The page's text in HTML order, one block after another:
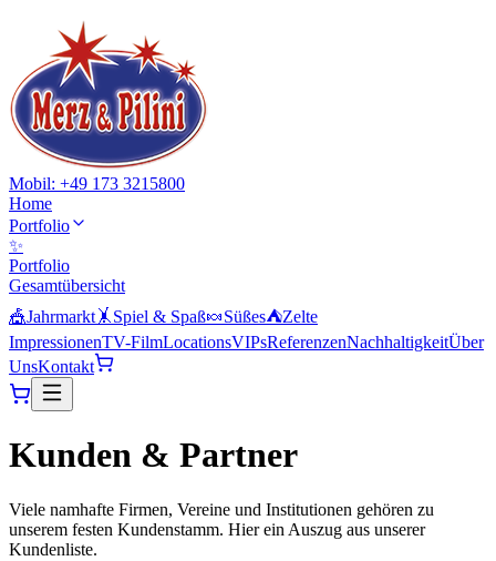
Mobil: +49 173 3215800
Home
Portfolio
✨
Portfolio
Gesamtübersicht
🎪Jahrmarkt 🤸 Spiel & Spaß🍬Süßes⛺Zelte
ImpressionenTV-FilmLocationsVIPsReferenzenNachhaltigkeitÜber
UnsKontakt
Kunden & Partner
Viele namhafte Firmen, Vereine und Institutionen gehören zu
unserem festen Kundenstamm. Hier ein Auszug aus unserer
Kundenliste.